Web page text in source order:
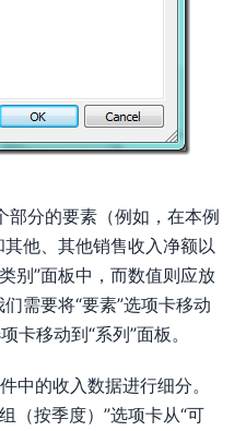
部分的要素（例如，在本例
他、其他销售收入净额以
别”面板中，而数值则应放
需要将“要素”选项卡移动
卡移动到“系列”面板。
中的收入数据进行细分。
（按季度）”选项卡从“可